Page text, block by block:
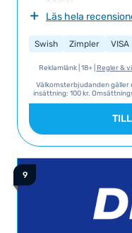
Läs hela
Swish Zimpler VISA
Reklamlänk | 18+ | Regler &
Välkomsterbjudanden gäller
insättning: 100 kr.
Ytterligare villkor och krav: